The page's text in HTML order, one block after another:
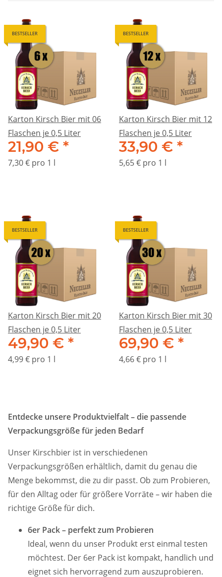
BESTSELLER
Karton Kirsch Bier mit 06
Flaschen je 0,5 Liter
21,90 € *
7,30 € pro 1 l
BESTSELLER
Karton Kirsch Bier mit 12
Flaschen je 0,5 Liter
33,90 € *
5,65 € pro 1 l
BESTSELLER
Karton Kirsch Bier mit 20
Flaschen je 0,5 Liter
49,90 € *
4,99 € pro 1 l
BESTSELLER
Karton Kirsch Bier mit 30
Flaschen je 0,5 Liter
69,90 € *
4,66 € pro 1 l
Entdecke unsere Produktvielfalt – die passende
Verpackungsgröße für jeden Bedarf
Unser Kirschbier ist in verschiedenen
Verpackungsgrößen erhältlich, damit du genau die
Menge bekommst, die zu dir passt. Ob zum Probieren,
für den Alltag oder für größere Vorräte – wir haben die
richtige Größe für dich.
6er Pack – perfekt zum Probieren
Ideal, wenn du unser Produkt erst einmal testen
möchtest. Der 6er Pack ist kompakt, handlich und
eignet sich hervorragend zum auszuprobieren.